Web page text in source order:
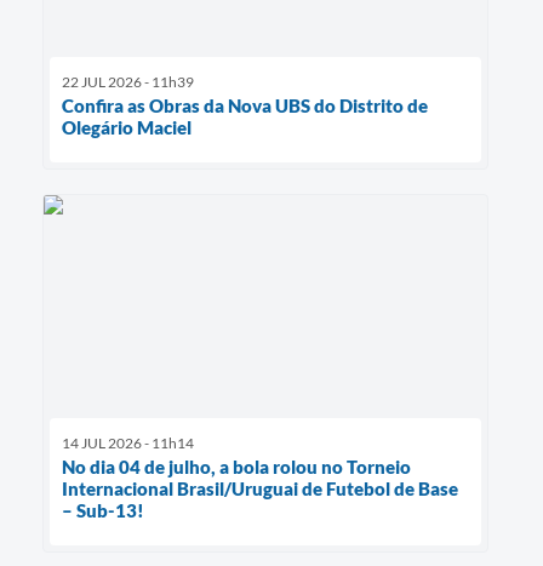
22 JUL 2026 - 11h39
Confira as Obras da Nova UBS do Distrito de
Olegário Maciel
14 JUL 2026 - 11h14
No dia 04 de julho, a bola rolou no Torneio
Internacional Brasil/Uruguai de Futebol de Base
– Sub-13!